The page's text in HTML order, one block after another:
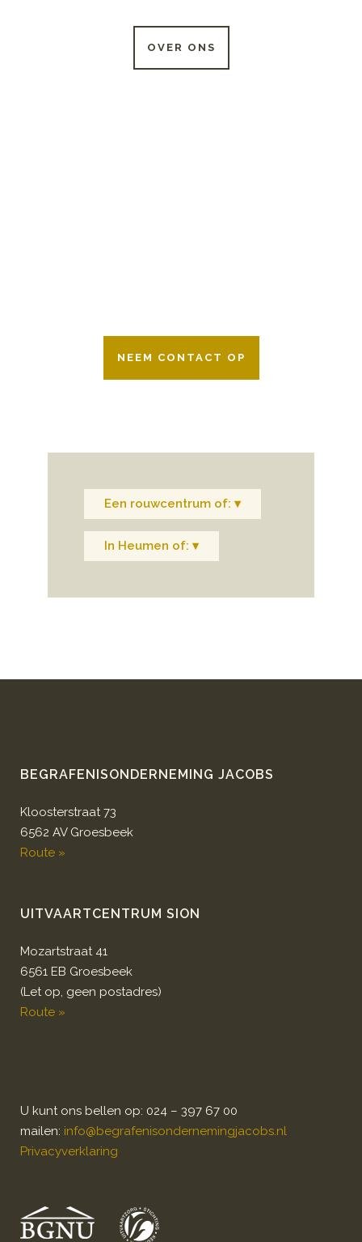
OVER ONS
NEEM CONTACT OP
Een rouwcentrum of: ▾
In Heumen of: ▾
BEGRAFENISONDERNEMING JACOBS
Kloosterstraat 73
6562 AV Groesbeek
Route »
UITVAARTCENTRUM SION
Mozartstraat 41
6561 EB Groesbeek
(Let op, geen postadres)
Route »
U kunt ons bellen op: 024 – 397 67 00
mailen: info@begrafenisondernemingjacobs.nl
Privacyverklaring